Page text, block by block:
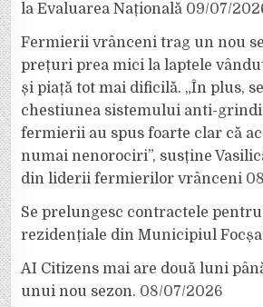
la Evaluarea Națională 09/07/
Fermierii vrânceni trag un nou
prețuri prea mici la laptele
și piață tot mai dificilă. „În plus,
chestiunea sistemului anti-
fermierii au spus foarte clar că
numai nenorociri”, susține
din liderii fermierilor vrânceni
Se prelungesc contractele
rezidențiale din Municipiul
AI Citizens mai are două luni
unui nou sezon. 08/07/2026